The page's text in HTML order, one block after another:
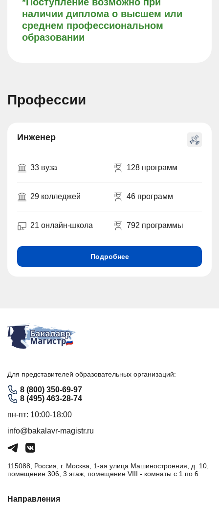
наличии диплома о высшем или
среднем профессиональном
образовании
Профессии
Инженер
33 вуза 128 программ
29 колледжей 46 программ
21 онлайн-школа 792 программы
Подробнее
Для представителей образовательных организаций:
8 (800) 350-69-97
8 (495) 463-28-74
пн-пт: 10:00-18:00
info@bakalavr-magistr.ru
115088, Россия, г. Москва, 1-ая улица Машиностроения, д. 10,
помещение 306, 3 этаж, помещение VIII - комнаты с 1 по 6
Направления